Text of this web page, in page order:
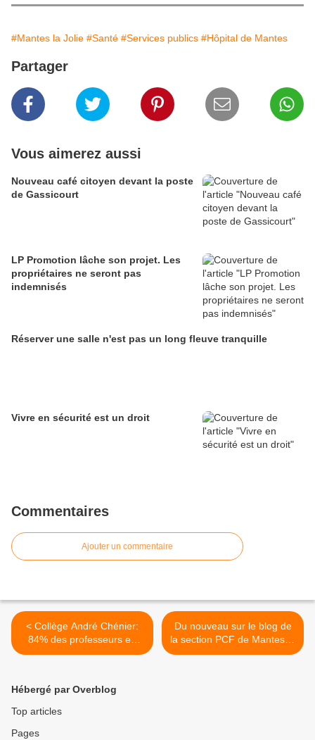
#Mantes la Jolie #Santé #Services publics #Hôpital de Mantes
Partager
Vous aimerez aussi
Nouveau café citoyen devant la poste
de Gassicourt
LP Promotion lâche son projet. Les
propriétaires ne seront pas
indemnisés
Réserver une salle n'est pas un long fleuve tranquille
Vivre en sécurité est un droit
Commentaires
Ajouter un commentaire
< Collège André Chénier:
84% des professeurs en
grève le 28 février
Du nouveau sur le blog de
la section PCF de Mantes la
Jolie >
Hébergé par Overblog
Top articles
Pages